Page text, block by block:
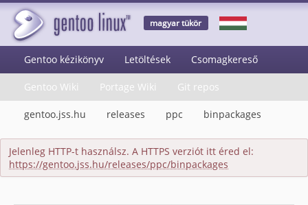
magyar tükör
Gentoo kézikönyv Letöltések Csomagkereső
Gentoo Wiki Portage Wiki Git repos
gentoo.jss.hu releases ppc binpackages
Jelenleg HTTP-t használsz. A HTTPS verziót itt éred el:
https://gentoo.jss.hu/releases/ppc/binpackages